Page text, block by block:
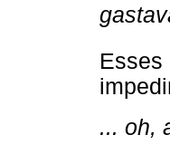
Esses
...